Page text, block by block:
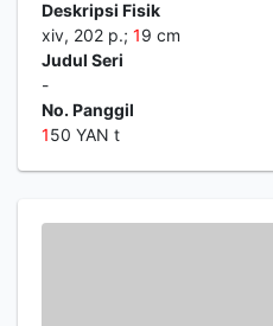
Deskripsi Fisik
xiv, 202 p.; 19 cm
Judul Seri
-
No. Panggil
150 YAN t